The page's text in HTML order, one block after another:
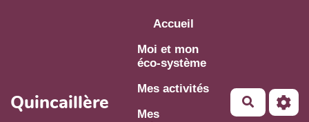
Aller au contenu principal
Quincaillère
Accueil
Moi et mon
éco-système
Mes activités
Mes